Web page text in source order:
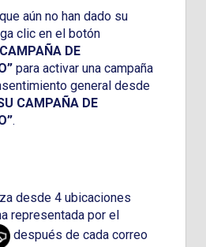
aún no han dado su
clic en el botón
DE
para activar una campaña
general desde
CAMPAÑA DE
.
desde 4 ubicaciones
representada por el
después de cada correo